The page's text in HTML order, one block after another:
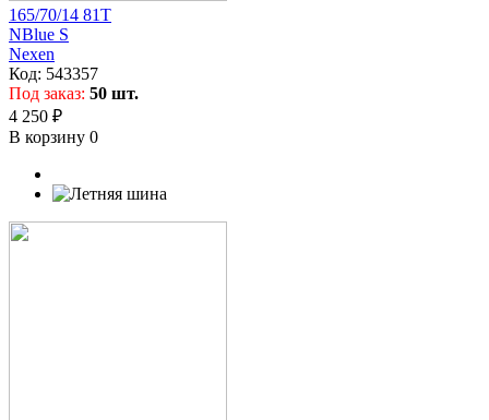
165/70/14 81T
NBlue S
Nexen
Код: 543357
Под заказ: 50 шт.
4 250 ₽
В корзину 0